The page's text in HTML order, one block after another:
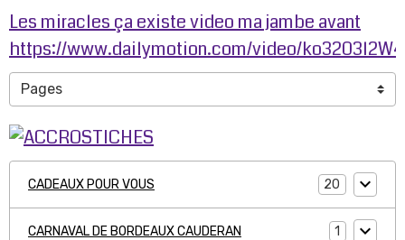
Les miracles ça existe video ma jambe avant
https://www.dailymotion.com/video/
CADEAUX POUR VOUS 20
CARNAVAL DE BORDEAUX CAUDERAN 1